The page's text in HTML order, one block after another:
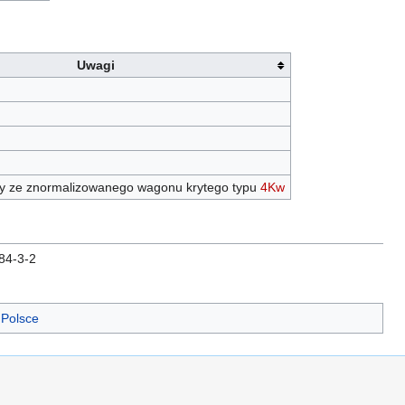
Uwagi
ze znormalizowanego wagonu krytego typu 4Kw
3-2